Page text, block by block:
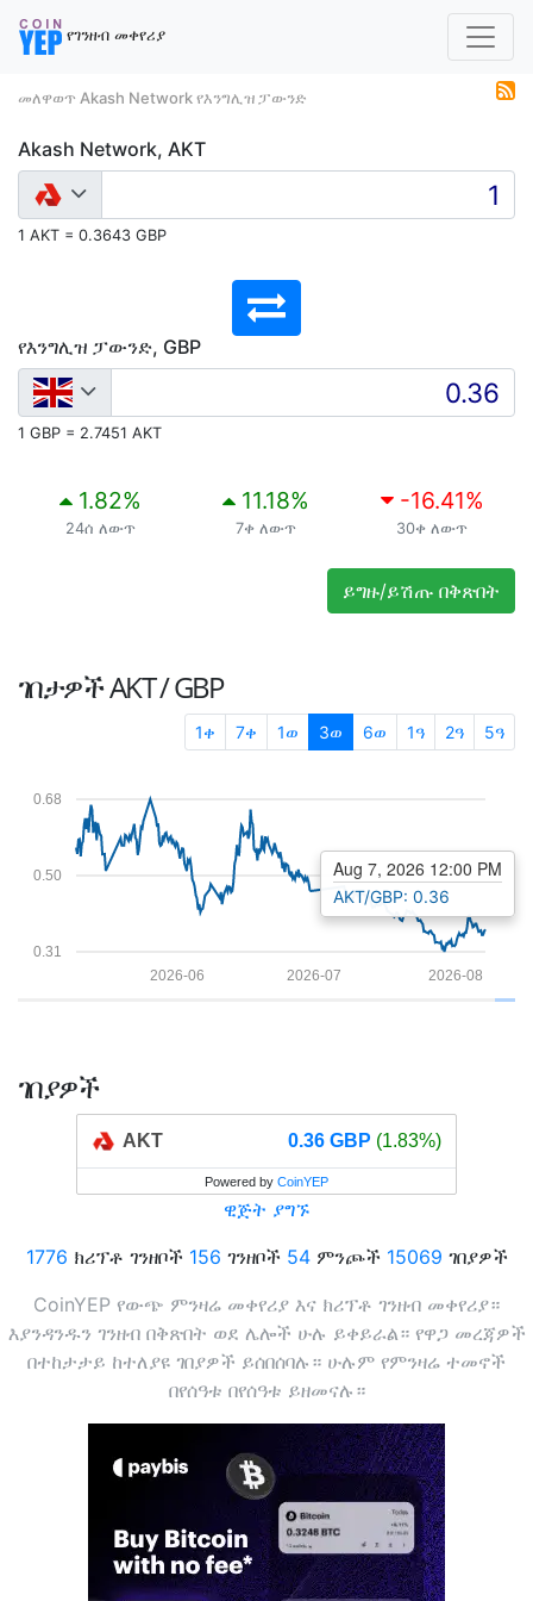
የገንዘብ መቀየሪያ
መለዋወጥ Akash Network የእንግሊዝ ፓውንድ
Akash Network, AKT
1 AKT = 0.3643 GBP
የእንግሊዝ ፓውንድ, GBP
1 GBP = 2.7451 AKT
1.82%
24ሰ ለውጥ
11.18%
7ቀ ለውጥ
-16.41%
30ቀ ለውጥ
ይግዙ/ይሽጡ በቅጽበት
ገበታዎችAKT / GBP
1ቀ 7ቀ 1ወ 3ወ 6ወ 1ዓ 2ዓ 5ዓ
0.31
0.50
0.68
2026-08
2026-07
2026-06
Aug 7, 2026 12:00 PM
AKT/GBP: 0.36
ገበያዎች
AKT 0.36 GBP (1.83%)
Powered by CoinYEP
ዊጅት ያግኙ
1776 ክሪፕቶ ገንዘቦች 156 ገንዘቦች 54ምንጮች 15069 ገበያዎች
CoinYEP የውጭ ምንዛሬ መቀየሪያ እና ክሪፕቶ ገንዘብ መቀየሪያ።
እያንዳንዱን ገንዘብ በቅጽበት ወደ ሌሎች ሁሉ ይቀይራል። የዋጋ መረጃዎች
በተከታታይ ከተለያዩ ገበያዎች ይሰበሰባሉ። ሁሉም የምንዛሬ ተመኖች
በየሰዓቱ በየሰዓቱ ይዘመናሉ።